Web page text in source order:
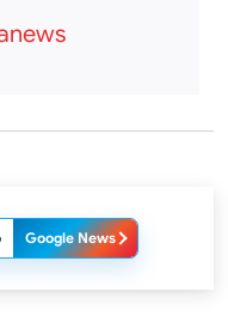
Google News